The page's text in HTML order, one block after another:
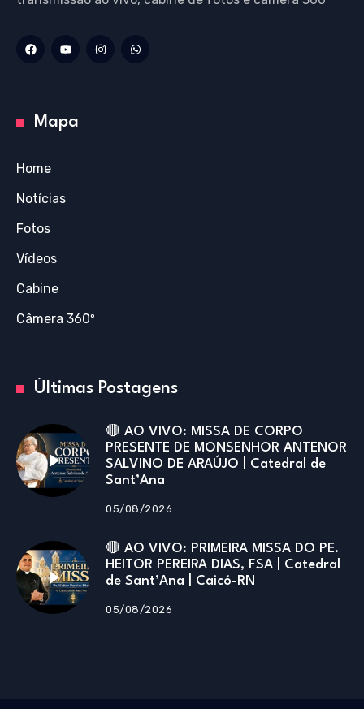
Mapa
Home
Notícias
Fotos
Vídeos
Cabine
Câmera 360º
Últimas Postagens
🔴 AO VIVO: MISSA DE CORPO
PRESENTE DE MONSENHOR ANTENOR
SALVINO DE ARAÚJO | Catedral de
Sant’Ana
05/08/2026
🔴 AO VIVO: PRIMEIRA MISSA DO PE.
HEITOR PEREIRA DIAS, FSA | Catedral
de Sant’Ana | Caicó-RN
05/08/2026